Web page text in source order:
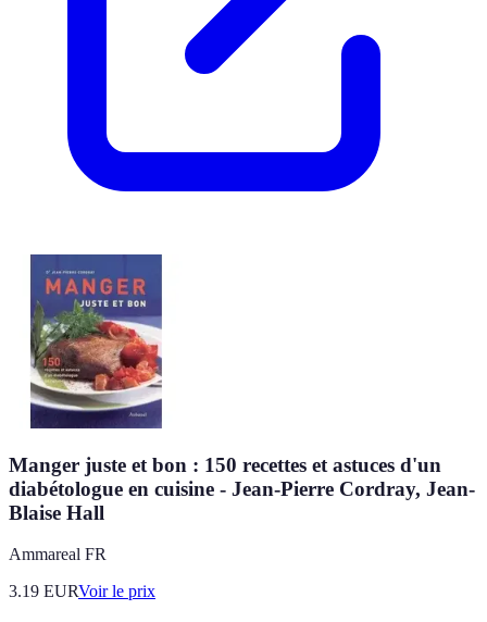
Manger juste et bon : 150 recettes et astuces d'un
diabétologue en cuisine - Jean-Pierre Cordray, Jean-
Blaise Hall
Ammareal FR
3.19 EURVoir le prix